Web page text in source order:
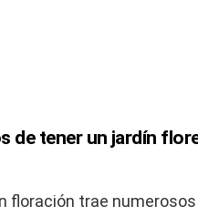
de tener un jardín
floración trae numerosos